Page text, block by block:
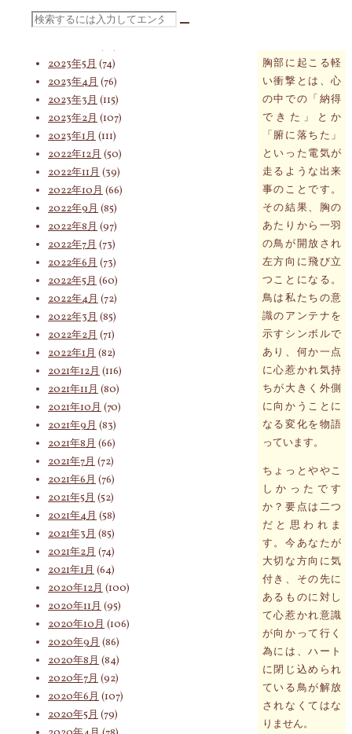
検
索
象:
胸部に起こる軽
い衝撃とは、心
の中での「納得
できた」とか
「腑に落ちた」
といった電気が
走るような出来
事のことです。
その結果、胸の
あたりから一羽
の鳥が開放され
左方向に飛び立
つことになる。
鳥は私たちの意
識のアンテナを
示すシンボルで
あり、何か一点
に心惹かれ気持
ちが大きく外側
に向かうことに
なる変化を物語
っています。
ちょっとややこ
しかったです
か？要点は二つ
だと思われま
す。今あなたが
大切な方向に気
付き、その先に
あるものに対し
て心惹かれ意識
が向かって行く
為には、ハート
に閉じ込められ
ている鳥が解放
されなくてはな
りません。
2023年8月(91)
2023年7月(89)
2023年5月 (74)
2023年4月 (76)
2023年3月 (115)
2023年2月 (107)
2023年1月 (111)
2022年12月 (50)
2022年11月 (39)
2022年10月 (66)
2022年9月 (85)
2022年8月 (97)
2022年7月 (73)
2022年6月 (73)
2022年5月 (60)
2022年4月 (72)
2022年3月 (85)
2022年2月 (71)
2022年1月 (82)
2021年12月 (116)
2021年11月 (80)
2021年10月 (70)
2021年9月 (83)
2021年8月 (66)
2021年7月 (72)
2021年6月 (76)
2021年5月 (52)
2021年4月 (58)
2021年3月 (85)
2021年2月 (74)
2021年1月 (64)
2020年12月 (100)
2020年11月 (95)
2020年10月 (106)
2020年9月 (86)
2020年8月 (84)
2020年7月 (92)
2020年6月 (107)
2020年5月 (79)